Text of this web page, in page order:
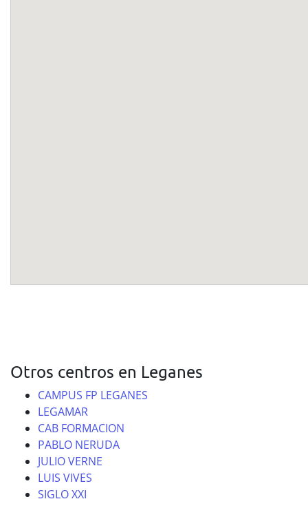
Otros centros en Leganes
CAMPUS FP LEGANES
LEGAMAR
CAB FORMACION
PABLO NERUDA
JULIO VERNE
LUIS VIVES
SIGLO XXI